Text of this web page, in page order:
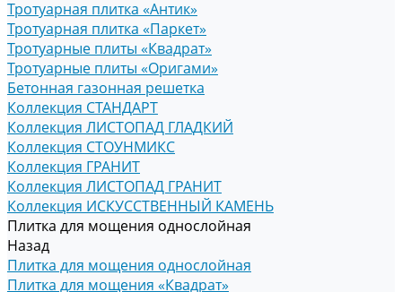
Тротуарная плитка «Антик»
Тротуарная плитка «Паркет»
Тротуарные плиты «Квадрат»
Тротуарные плиты «Оригами»
Бетонная газонная решетка
Коллекция СТАНДАРТ
Коллекция ЛИСТОПАД ГЛАДКИЙ
Коллекция СТОУНМИКС
Коллекция ГРАНИТ
Коллекция ЛИСТОПАД ГРАНИТ
Коллекция ИСКУССТВЕННЫЙ КАМЕНЬ
Плитка для мощения однослойная
Назад
Плитка для мощения однослойная
Плитка для мощения «Квадрат»